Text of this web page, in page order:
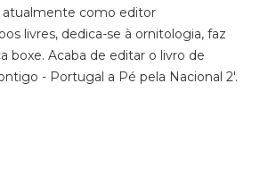
atualmente como editor
livres, dedica-se à ornitologia, faz
boxe. Acaba de editar o livro de
- Portugal a Pé pela Nacional 2'.